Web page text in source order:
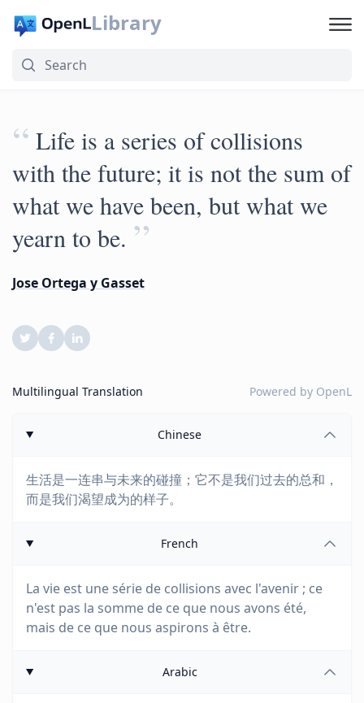
Library
“ Life is a series of collisions
with the future; it is not the sum of
what we have been, but what we
yearn to be. ”
Jose Ortega y Gasset
Multilingual Translation Powered by OpenL
Chinese
生活是一连串与未来的碰撞；它不是我们过去的总和，
而是我们渴望成为的样子。
French
La vie est une série de collisions avec l'avenir ; ce
n'est pas la somme de ce que nous avons été,
mais de ce que nous aspirons à être.
Arabic